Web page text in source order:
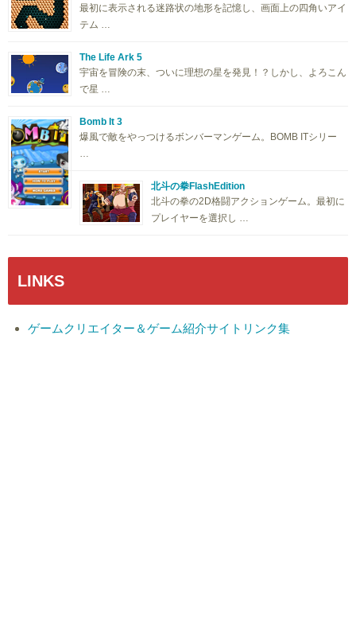
最初に表示される迷路状の地形を記憶し、画面上の四角いアイ
テム …
The Life Ark 5
宇宙を冒険の末、ついに理想の星を発見！？しかし、よろこん
で星 …
Bomb It 3
爆風で敵をやっつけるボンバーマンゲーム。BOMB ITシリー
…
北斗の拳FlashEdition
北斗の拳の2D格闘アクションゲーム。最初に
プレイヤーを選択し …
LINKS
ゲームクリエイター＆ゲーム紹介サイトリンク集